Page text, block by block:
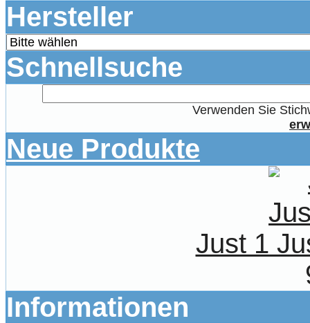
Hersteller
Schnellsuche
Verwenden Sie
Neue Produkte
Just 1
Informationen